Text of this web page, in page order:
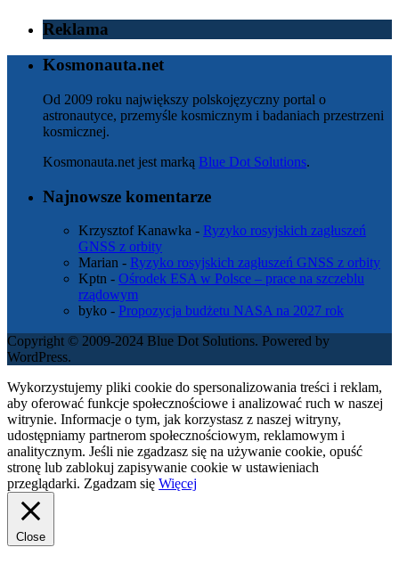
Reklama
Kosmonauta.net
Od 2009 roku największy polskojęzyczny portal o
astronautyce, przemyśle kosmicznym i badaniach przestrzeni
kosmicznej.
Kosmonauta.net jest marką Blue Dot Solutions.
Najnowsze komentarze
Krzysztof Kanawka - Ryzyko rosyjskich zagłuszeń
GNSS z orbity
Marian - Ryzyko rosyjskich zagłuszeń GNSS z orbity
Kptn - Ośrodek ESA w Polsce – prace na szczeblu
rządowym
byko - Propozycja budżetu NASA na 2027 rok
Copyright © 2009-2024 Blue Dot Solutions. Powered by
WordPress.
Wykorzystujemy pliki cookie do spersonalizowania treści i reklam,
aby oferować funkcje społecznościowe i analizować ruch w naszej
witrynie. Informacje o tym, jak korzystasz z naszej witryny,
udostępniamy partnerom społecznościowym, reklamowym i
analitycznym. Jeśli nie zgadzasz się na używanie cookie, opuść
stronę lub zablokuj zapisywanie cookie w ustawieniach
przeglądarki. Zgadzam się Więcej
Close